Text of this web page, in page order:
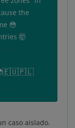
the
😳
🤯
🌍🇪🇺🇵🇱
caso aislado.